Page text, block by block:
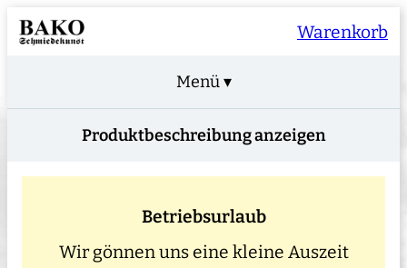
Warenkorb
Menü ▾
Produktbeschreibung anzeigen
Betriebsurlaub
Wir gönnen uns eine kleine Auszeit